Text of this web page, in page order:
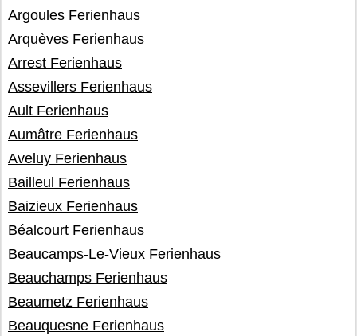
Argoules Ferienhaus
Arquèves Ferienhaus
Arrest Ferienhaus
Assevillers Ferienhaus
Ault Ferienhaus
Aumâtre Ferienhaus
Aveluy Ferienhaus
Bailleul Ferienhaus
Baizieux Ferienhaus
Béalcourt Ferienhaus
Beaucamps-Le-Vieux Ferienhaus
Beauchamps Ferienhaus
Beaumetz Ferienhaus
Beauquesne Ferienhaus